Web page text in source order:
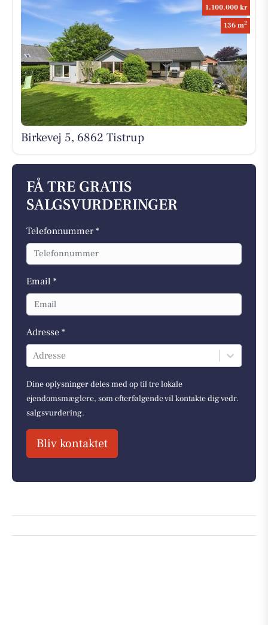
1.100.000 kr
136 m2
Birkevej 5, 6862 Tistrup
FÅ TRE GRATIS
SALGSVURDERINGER
Telefonnummer *
Email *
Adresse *
Adresse
Dine oplysninger deles med op til tre lokale
ejendomsmæglere, som efterfølgende vil kontakte dig vedr.
salgsvurdering.
Bliv kontaktet